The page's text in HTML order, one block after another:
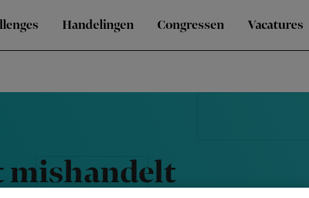
Handelingen Congressen Vacatures
mishandelt